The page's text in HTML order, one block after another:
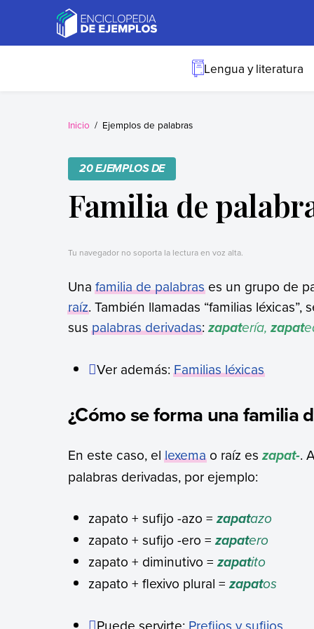
Ejemplos
Necesitas ejemplos.
Lengua y literatura
Inicio Ejemplos de palabras
20 EJEMPLOS DE
Familia de
Tu navegador no soporta la lectura en voz alta.
Unafamilia de palabrases un grupo de
raíz. También llamadas “familias
suspalabras derivadas:zapatería,zapat
Ver además:Familias léxicas
¿Cómo se forma una familia
En este caso, ellexemao raíz eszapat-.
palabras derivadas, por ejemplo:
zapato + sufijo -azo =zapatazo
zapato + sufijo -ero =zapatero
zapato + diminutivo =zapatito
zapato + flexivo plural =zapatos
Puede servirte:Prefijos y sufijos